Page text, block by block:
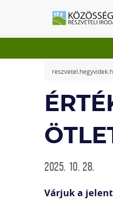
2025. 10. 28.
Várjuk a